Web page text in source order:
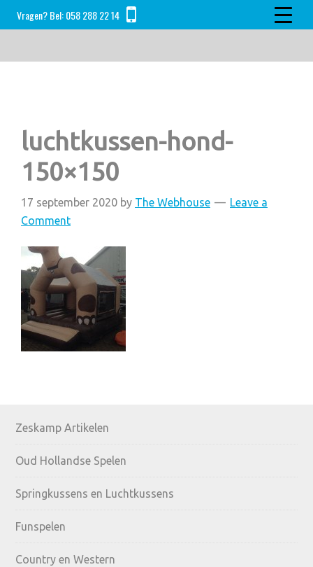
Skip
to
Skip
to
Skip
to
Vragen? Bel:058 288 22 14
luchtkussen-hond-
150×150
17 september 2020 by The Webhouse
Leave a
Comment
Primary
Sidebar
Zeskamp Artikelen
Oud Hollandse Spelen
Springkussens en Luchtkussens
Funspelen
Country en Western